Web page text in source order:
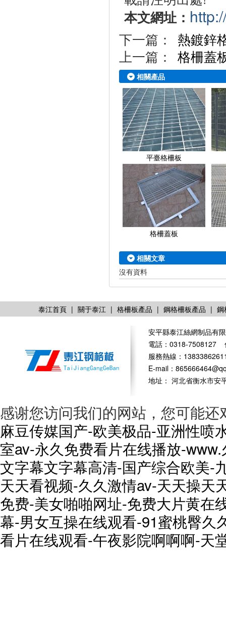
本文網址：
下一篇：
熱鍍鋅
上一篇：
格柵蓋
相關產品
平臺格柵板
格柵蓋板
相關文章
沒有資料
泰江首頁 | 關于泰江 | 格柵板產品 | 鋼格柵板產品 | 鋼
安平縣泰江絲網制品有
電話：0318-7508127
服務熱線：
E-mail：
地址： 河北省衡水市
感谢您访问我们的网站，您可能
麻豆传媒国产-欧美极品-亚洲性喷
室av-永久免费看片在线播放-
文字幕文字幕高清-国产综合欧美-
天天看视频-久久激情av-天天操天
免费-美女啪啪网址-免费大片黄在
幕-男女互操在线观看-91蜜桃臀久
看片在线观看-午夜影院啊啊啊-天